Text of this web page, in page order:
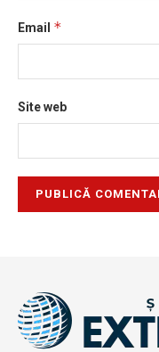
Email *
Site web